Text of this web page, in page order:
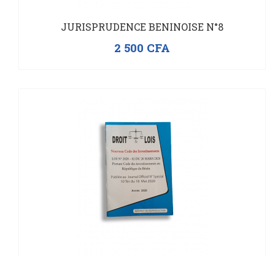
JURISPRUDENCE BENINOISE N°8
2 500 CFA